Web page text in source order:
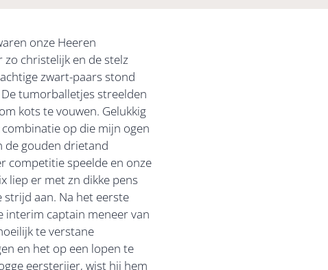
onze Heeren
christelijk en de stelz
zwart-paars stond
tumorballetjes streelden
kots te vouwen. Gelukkig
op die mijn ogen
de gouden drietand
competitie speelde en onze
liep er met zn dikke pens
strijd aan. Na het eerste
interim captain meneer van
te verstane
en het op een lopen te
eersterijer, wist hij hem